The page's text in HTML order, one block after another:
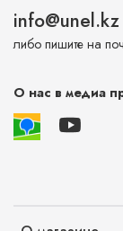
info@unel.kz
либо пишите на
О нас в медиа